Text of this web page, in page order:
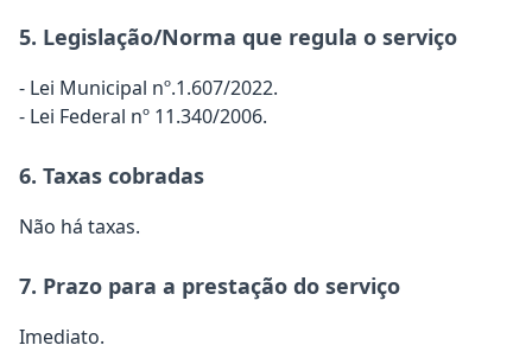
5. Legislação/Norma que regula o serviço
- Lei Municipal nº.1.607/2022.
- Lei Federal nº 11.340/2006.
6. Taxas cobradas
Não há taxas.
7. Prazo para a prestação do serviço
Imediato.